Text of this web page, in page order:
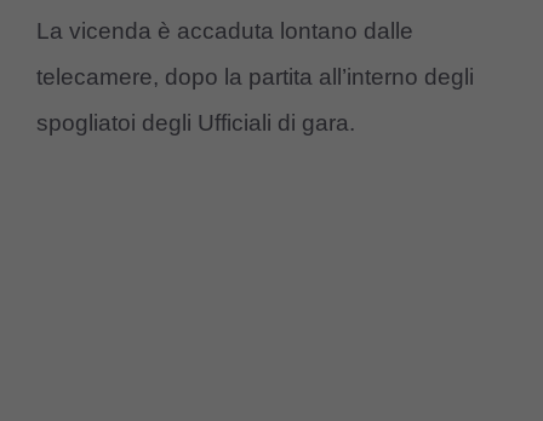
La vicenda è accaduta lontano dalle
telecamere, dopo la partita all’interno degli
spogliatoi degli Ufficiali di gara.